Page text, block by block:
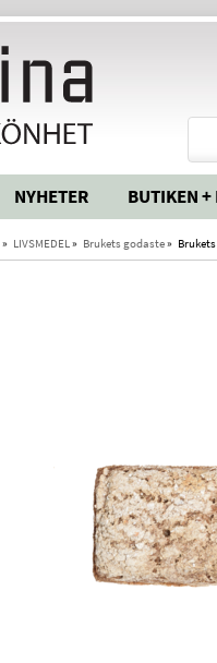
NYHETER BUTIKEN +
» LIVSMEDEL » Brukets godaste»